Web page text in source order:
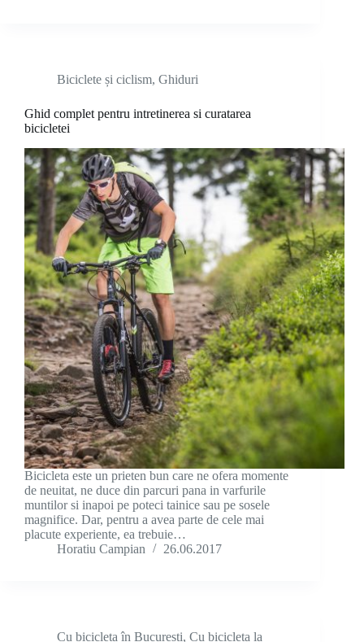
Biciclete și ciclism, Ghiduri
Ghid complet pentru intretinerea si curatarea
bicicletei
Bicicleta este un prieten bun care ne ofera momente
de neuitat, ne duce din parcuri pana in varfurile
muntilor si inapoi pe poteci tainice sau pe sosele
magnifice. Dar, pentru a avea parte de cele mai
placute experiente, ea trebuie…
Horatiu Campian
26.06.2017
Cu bicicleta în București, Cu bicicleta la